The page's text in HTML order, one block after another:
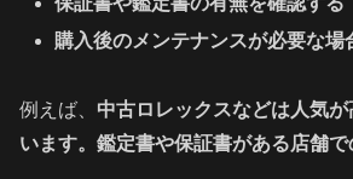
購入後のメンテナンスが必要な場
例えば、 中古ロレックスなどは人気
います。鑑定書や保証書がある店舗で